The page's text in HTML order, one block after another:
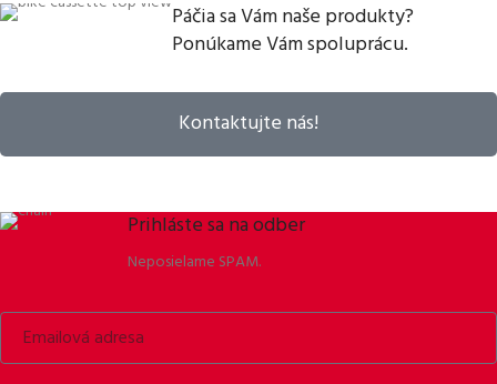
Páčia sa Vám naše produkty?
Ponúkame Vám spoluprácu.
Kontaktujte nás!
Prihláste sa na odber
Neposielame SPAM.